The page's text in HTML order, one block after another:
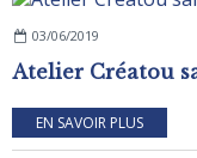
03/06/2019
Atelier Créatou
EN SAVOIR PLUS